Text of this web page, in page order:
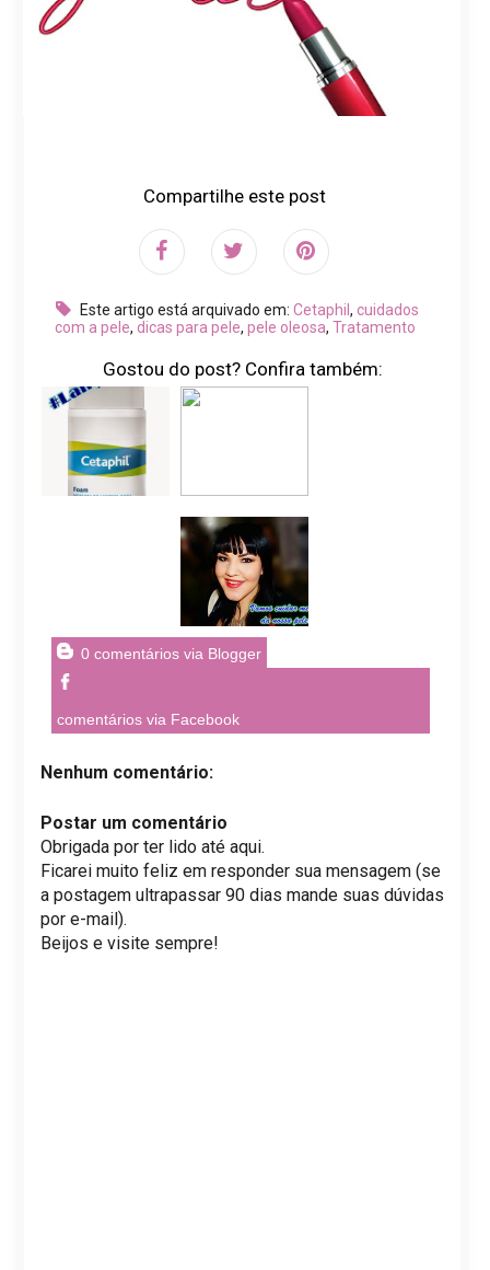
Compartilhe este post
Este artigo está arquivado em: Cetaphil , cuidados
com a pele, dicas para pele, pele oleosa, Tratamento
Gostou do post? Confira também:
0 comentários via Blogger
comentários via Facebook
Nenhum comentário:
Postar um comentário
Obrigada por ter lido até aqui.
Ficarei muito feliz em responder sua mensagem (se
a postagem ultrapassar 90 dias mande suas dúvidas
por e-mail).
Beijos e visite sempre!